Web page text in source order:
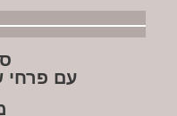
סלסלת
עם פרחי שדה
מק"ט: 112